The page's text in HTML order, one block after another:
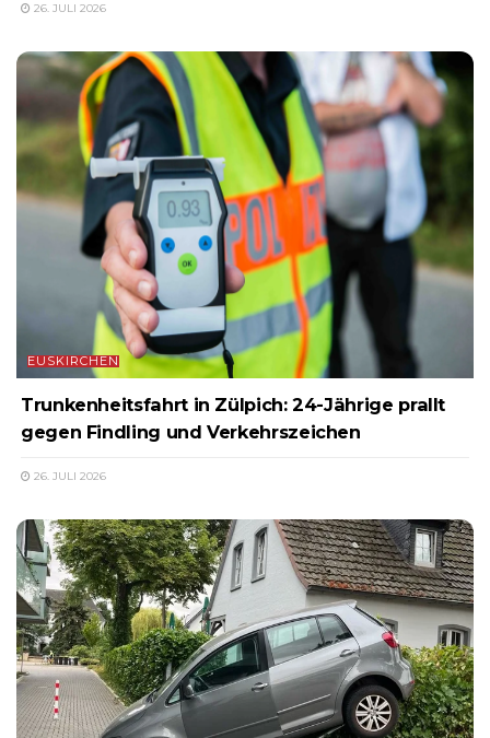
26. JULI 2026
EUSKIRCHEN
Trunkenheitsfahrt in Zülpich: 24-Jährige prallt
gegen Findling und Verkehrszeichen
26. JULI 2026